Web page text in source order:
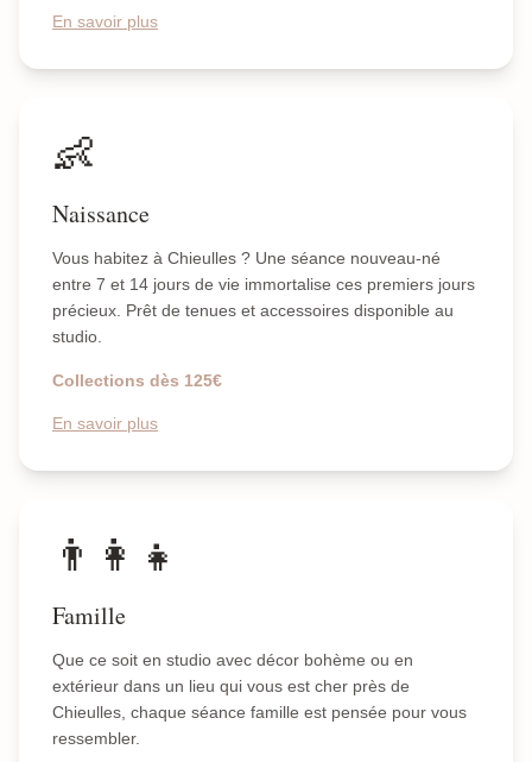
En savoir plus
👶
Naissance
Vous habitez à Chieulles ? Une séance nouveau-né
entre 7 et 14 jours de vie immortalise ces premiers jours
précieux. Prêt de tenues et accessoires disponible au
studio.
Collections dès 125€
En savoir plus
👨‍👩‍👧
Famille
Que ce soit en studio avec décor bohème ou en
extérieur dans un lieu qui vous est cher près de
Chieulles, chaque séance famille est pensée pour vous
ressembler.